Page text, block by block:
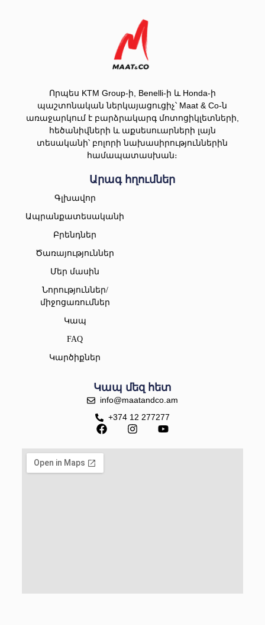
Որպես KTM Group-ի, Benelli-ի և Honda-ի
պաշտոնական ներկայացուցիչ՝ Maat & Co-ն
առաջարկում է բարձրակարգ մոտոցիկլետների,
հեծանիվների և աքսեսուարների լայն
տեսականի՝ բոլորի նախասիրություններին
համապատասխան։
Արագ հղումներ
Գլխավոր
Ապրանքատեսականի
Բրենդներ
Ծառայություններ
Մեր մասին
Նորություններ/
միջոցառումներ
Կապ
FAQ
Կարծիքներ
Կապ մեզ հետ
info@maatandco.am
+374 12 277277